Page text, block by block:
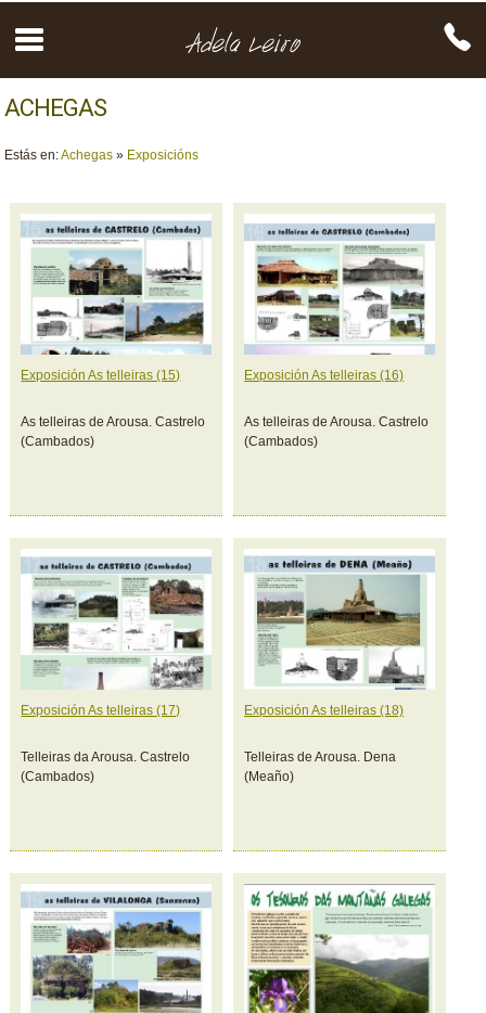
ACHEGAS
Estás en:Achegas » Exposicións
Exposición As telleiras (15)
As telleiras de Arousa. Castrelo
(Cambados)
Exposición As telleiras (16)
As telleiras de Arousa. Castrelo
(Cambados)
Exposición As telleiras (17)
Telleiras da Arousa. Castrelo
(Cambados)
Exposición As telleiras (18)
Telleiras de Arousa. Dena
(Meaño)